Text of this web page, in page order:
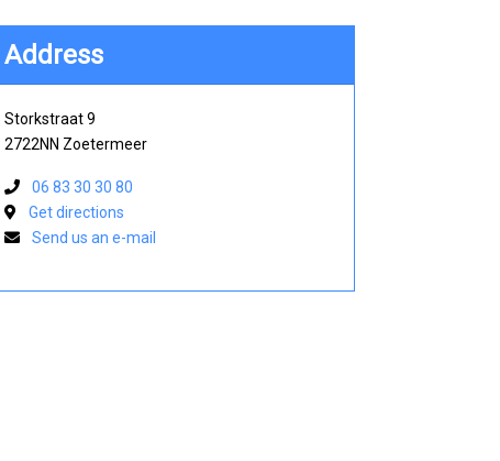
Address
Storkstraat 9
2722NN Zoetermeer
06 83 30 30 80
Get directions
Send us an e-mail